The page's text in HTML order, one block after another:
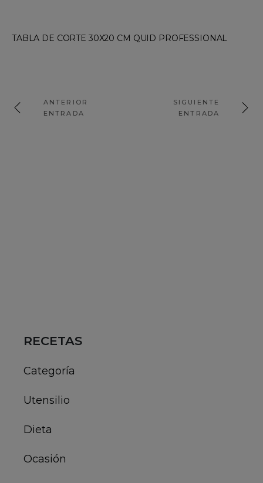
TABLA DE CORTE 30X20 CM QUID PROFESSIONAL
ANTERIOR
ENTRADA
SIGUIENTE
ENTRADA
RECETAS
Categoría
Utensilio
Dieta
Ocasión